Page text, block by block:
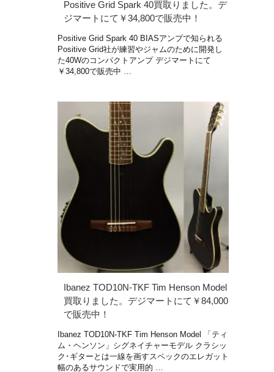
Positive Grid Spark 40買取りました。デ
ジマートにて￥34,800で販売中！
Positive Grid Spark 40 BIASアンプで知られる
Positive Grid社が練習やジャムのために開発し
た40Wのコンパクトアンプ デジマートにて
￥34,800で販売中 …
Ibanez TOD10N-TKF Tim Henson Model
買取りました。デジマートにて￥84,000
で販売中！
Ibanez TOD10N-TKF Tim Henson Model 「ティ
ム・ヘンソン」シグネイチャーモデル クラシッ
ク･ギターとは一線を画すスペックのエレガット
幅のあるサウンドで実用的 …